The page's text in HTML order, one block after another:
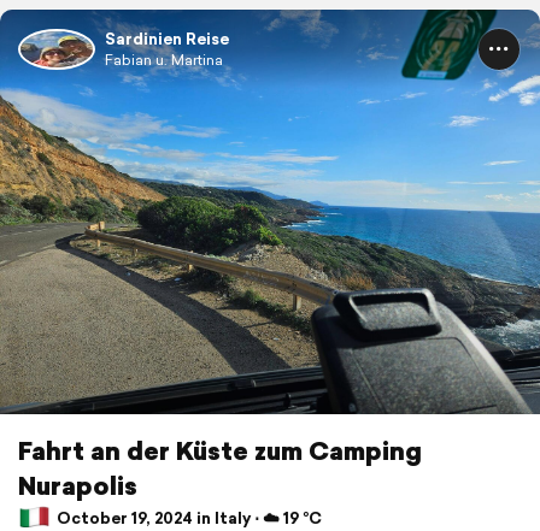
Sardinien Reise
Fabian u. Martina
Fahrt an der Küste zum Camping
Nurapolis
October 19, 2024 in Italy ⋅ ☁️ 19 °C